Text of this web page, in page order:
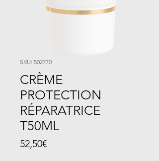
SKU: 502770
CRÈME
PROTECTION
RÉPARATRICE
T50ML
52,50€Price